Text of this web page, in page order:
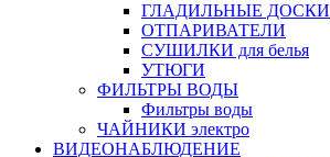
ГЛАДИЛЬНЫЕ ДОСКИ
ОТПАРИВАТЕЛИ
СУШИЛКИ для белья
УТЮГИ
ФИЛЬТРЫ ВОДЫ
Фильтры воды
ЧАЙНИКИ электро
ВИДЕОНАБЛЮДЕНИЕ